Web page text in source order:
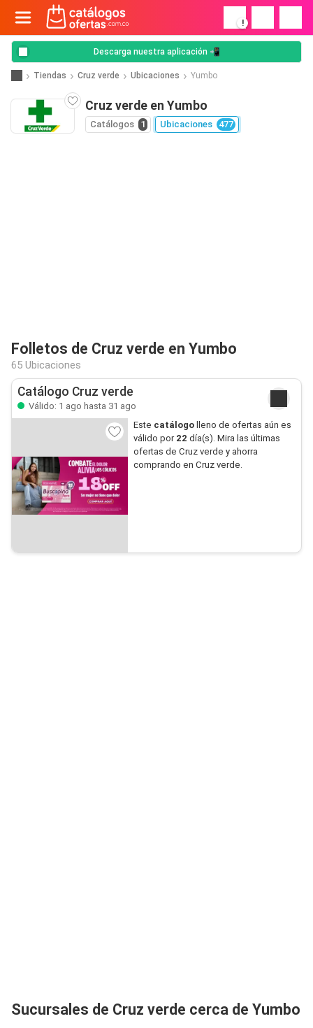
!
Descarga nuestra aplicación 📲
Tiendas Cruz verde Ubicaciones Yumbo
Cruz verde en Yumbo
Catálogos 1 Ubicaciones 477
Folletos de Cruz verde en Yumbo
65 Ubicaciones
Catálogo Cruz verde
Válido: 1 ago hasta 31 ago
Este catálogolleno de ofertas aún es
válido por 22 día(s). Mira las últimas
ofertas de Cruz verde y ahorra
comprando en Cruz verde.
Sucursales de Cruz verde cerca de Yumbo